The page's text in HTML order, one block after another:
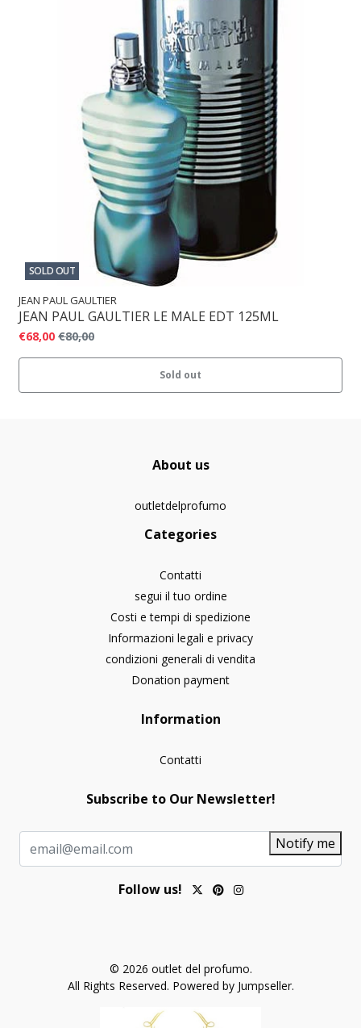
SOLD OUT
JEAN PAUL GAULTIER
JEAN PAUL GAULTIER LE MALE EDT 125ML
€68,00 €80,00
Sold out
About us
outletdelprofumo
Categories
Contatti
segui il tuo ordine
Costi e tempi di spedizione
Informazioni legali e privacy
condizioni generali di vendita
Donation payment
Information
Contatti
Subscribe to Our Newsletter!
Notify me
Follow us!
© 2026 outlet del profumo.
All Rights Reserved. Powered by Jumpseller.